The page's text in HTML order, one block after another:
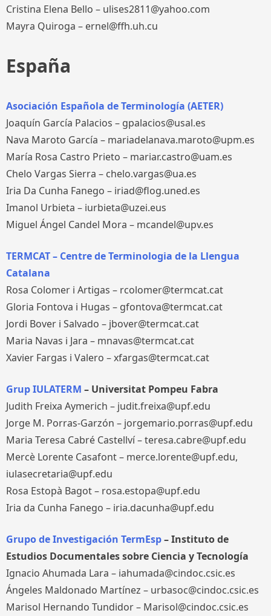
Cristina Elena Bello – ulises2811@yahoo.com
Mayra Quiroga – ernel@ffh.uh.cu
España
Asociación Española de Terminología (AETER)
Joaquín García Palacios – gpalacios@usal.es
Nava Maroto García – mariadelanava.maroto@upm.es
María Rosa Castro Prieto – mariar.castro@uam.es
Chelo Vargas Sierra – chelo.vargas@ua.es
Iria Da Cunha Fanego – iriad@flog.uned.es
Imanol Urbieta – iurbieta@uzei.eus
Miguel Ángel Candel Mora – mcandel@upv.es
TERMCAT – Centre de Terminologia de la Llengua
Catalana
Rosa Colomer i Artigas – rcolomer@termcat.cat
Gloria Fontova i Hugas – gfontova@termcat.cat
Jordi Bover i Salvado – jbover@termcat.cat
Maria Navas i Jara – mnavas@termcat.cat
Xavier Fargas i Valero – xfargas@termcat.cat
Grup IULATERM – Universitat Pompeu Fabra
Judith Freixa Aymerich – judit.freixa@upf.edu
Jorge M. Porras-Garzón – jorgemario.porras@upf.edu
Maria Teresa Cabré Castellví – teresa.cabre@upf.edu
Mercè Lorente Casafont – merce.lorente@upf.edu,
iulasecretaria@upf.edu
Rosa Estopà Bagot – rosa.estopa@upf.edu
Iria da Cunha Fanego – iria.dacunha@upf.edu
Grupo de Investigación TermEsp– Instituto de
Estudios Documentales sobre Ciencia y Tecnología
Ignacio Ahumada Lara – iahumada@cindoc.csic.es
Ángeles Maldonado Martínez – urbasoc@cindoc.csic.es
Marisol Hernando Tundidor – Marisol@cindoc.csic.es